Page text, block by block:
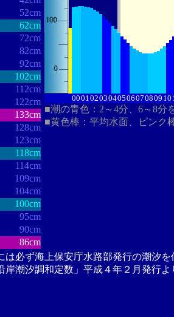
52cm
62cm
72cm
82cm
92cm
102cm
112cm
122cm
133cm
128cm
123cm
118cm
114cm
109cm
104cm
100cm
95cm
90cm
86cm
00010203040506070809 10
■潮の青色：2～4分、6～8分
■黄色棒：平均水面、ピンク
必ず海上保安庁水路部発行の潮汐を
潮汐調和定数」平成４年２月発行よ